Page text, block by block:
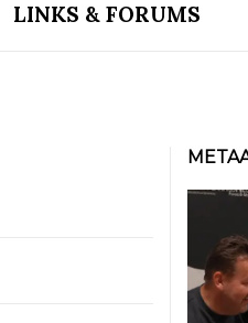
LINKS & FORUMS